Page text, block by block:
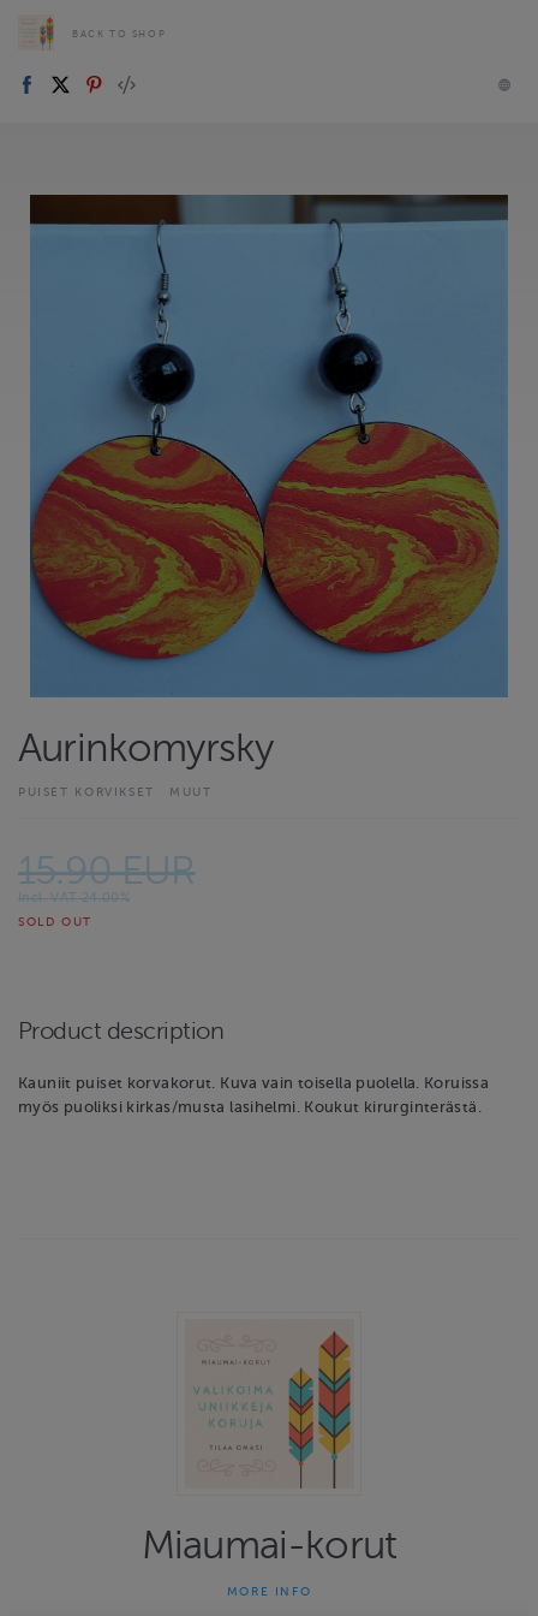
BACK TO SHOP
Aurinkomyrsky
PUISET KORVIKSET MUUT
15.90 EUR
Incl. VAT 24.00%
SOLD OUT
Product description
Kauniit puiset korvakorut. Kuva vain toisella puolella. Koruissa
myös puoliksi kirkas/musta lasihelmi. Koukut kirurginterästä.
Miaumai-korut
MORE INFO